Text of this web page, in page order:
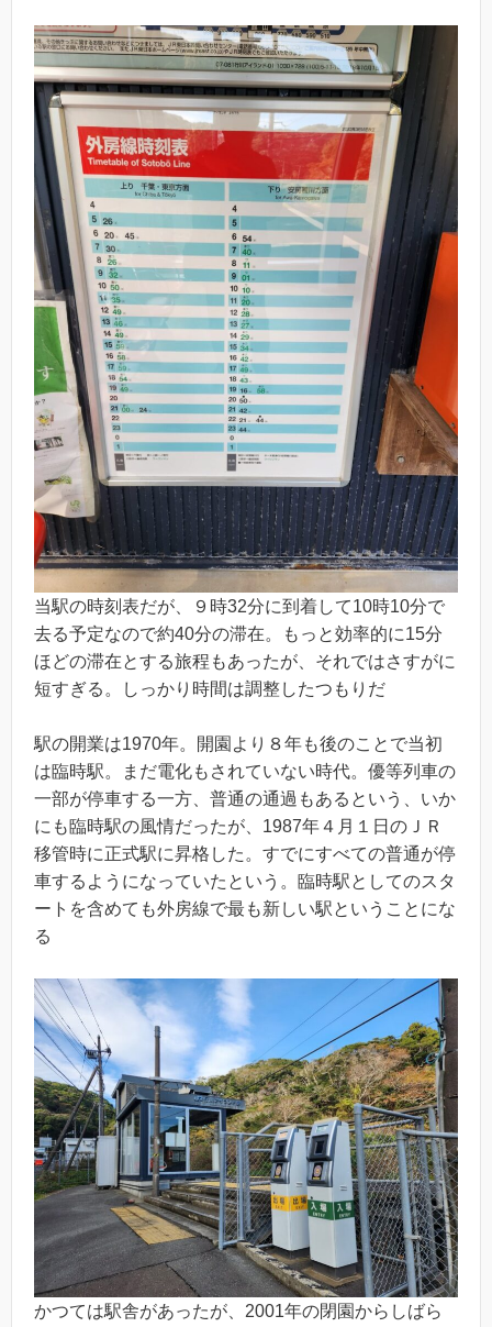
当駅の時刻表だが、９時32分に到着して10時10分で
去る予定なので約40分の滞在。もっと効率的に15分
ほどの滞在とする旅程もあったが、それではさすがに
短すぎる。しっかり時間は調整したつもりだ
駅の開業は1970年。開園より８年も後のことで当初
は臨時駅。まだ電化もされていない時代。優等列車の
一部が停車する一方、普通の通過もあるという、いか
にも臨時駅の風情だったが、1987年４月１日のＪＲ
移管時に正式駅に昇格した。すでにすべての普通が停
車するようになっていたという。臨時駅としてのスタ
ートを含めても外房線で最も新しい駅ということにな
る
かつては駅舎があったが、2001年の閉園からしばら